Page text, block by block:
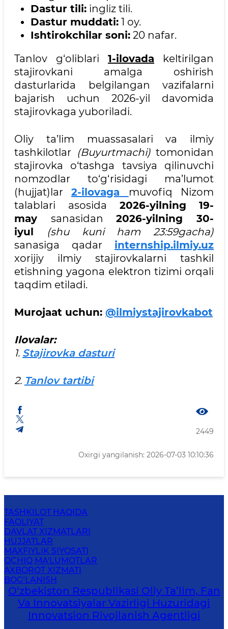
Dastur tili: ingliz tili.
Dastur muddati: 1 oy.
Ishtirokchilar soni: 20 nafar.
Tanlov g‘oliblari 1-ilovada keltirilgan
stajirovkani amalga oshirish
dasturlarida belgilangan vazifalarni
bajarish uchun 2026-yil davomida
stajirovkaga yuboriladi.
Oliy ta’lim muassasalari va ilmiy
tashkilotlar (Buyurtmachi) tomonidan
stajirovka o‘tashga tavsiya qilinuvchi
nomzodlar to‘g‘risidagi ma’lumot
(hujjat)lar2-ilovaga
muvofiq Nizom
talablari asosida 2026-yilning 19-
may sanasidan2026-yilning 30-
iyul (shu kuni ham 23:59gacha)
sanasiga qadar internship.ilmiy.uz
xorijiy ilmiy stajirovkalarni tashkil
etishning yagona elektron tizimi orqali
taqdim etiladi.
Murojaat uchun: @ilmiystajirovkabot
Ilovalar:
1. Stajirovka dasturi
2. Tanlov tartibi
2449
Oxirgi yangilanish: 2026-07-03 10:10:36
TASHKILOT HAQIDA
FAOLIYAT
DAVLAT XIZMATLARI
HUJJATLAR
MAXFIYLIK SIYOSATI
OCHIQ MA'LUMOTLAR
AXBOROT XIZMATI
BOG‘LANISH
O‘zbekiston Respublikasi Oliy Ta’lim, Fan
Va Innovatsiyalar Vazirligi Huzuridagi
Innovatsion Rivojlanish Agentligi